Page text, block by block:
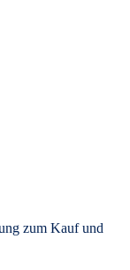
zum Kauf und